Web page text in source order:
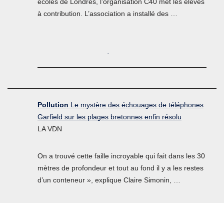
écoles de Londres, l’organisation C40 met les élèves
à contribution. L’association a installé des …
Pollution Le mystère des échouages de téléphones
Garfield sur les plages bretonnes enfin résolu
LA VDN
On a trouvé cette faille incroyable qui fait dans les 30
mètres de profondeur et tout au fond il y a les restes
d’un conteneur », explique Claire Simonin, …